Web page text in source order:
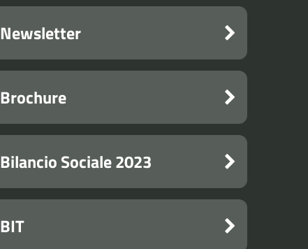
Newsletter
Brochure
Bilancio Sociale 2023
BIT